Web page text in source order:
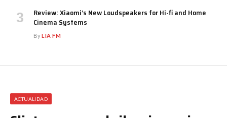
Review: Xiaomi’s New Loudspeakers for Hi-fi and Home
Cinema Systems
ByLIA FM
ACTUALIDAD